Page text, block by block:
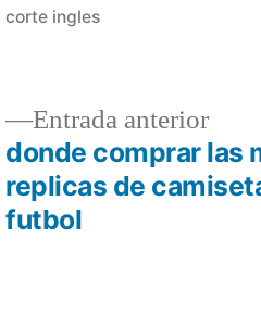
corte ingles
Entrada anterior
donde comprar las
replicas de
futbol